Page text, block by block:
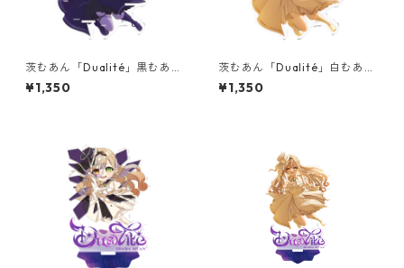
茨むあん「Dualité」黒むあん
アクリルキーホルダー
¥1,350
茨むあん「Dualité」白むあん
アクリルキーホルダー
¥1,350